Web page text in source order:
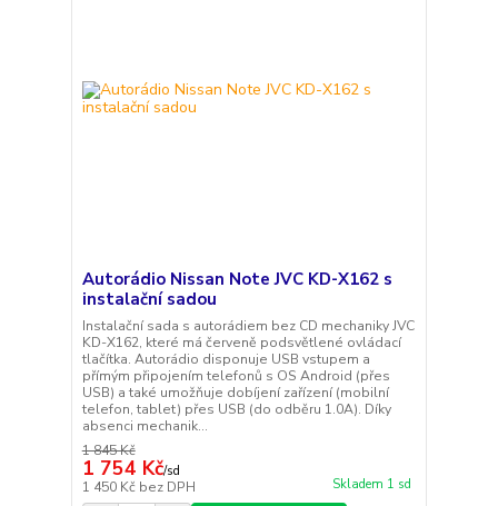
Autorádio Nissan Note JVC KD-X162 s
instalační sadou
Instalační sada s autorádiem bez CD mechaniky JVC
KD-X162, které má červeně podsvětlené ovládací
tlačítka. Autorádio disponuje USB vstupem a
přímým připojením telefonů s OS Android (přes
USB) a také umožňuje dobíjení zařízení (mobilní
telefon, tablet) přes USB (do odběru 1.0A). Díky
absenci mechanik...
1 845 Kč
1 754 Kč/sd
1 450 Kč bez DPH Skladem 1 sd